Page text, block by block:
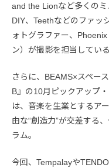
and the Lionなど多くのミ
DIY、Teethなどのファッ
ォトグラファー、
ン）が撮影を担当している
さらに、BEAMS×スペー
B』の10月ピックアップ
は、音楽を生業とするア
由な“創造力”が交差する
ラム。
今回、Tempalayや